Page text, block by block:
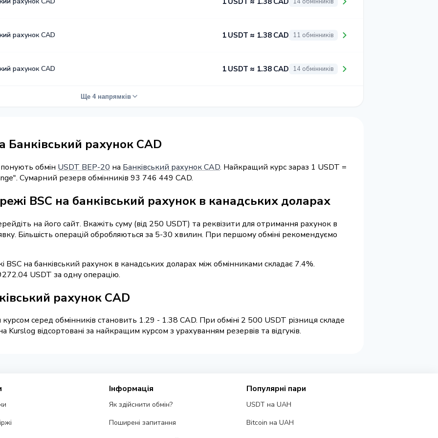
рахунок CAD 1 USDT ≈ 1.38 CAD 11 обмінників
рахунок CAD 1 USDT ≈ 1.38 CAD 14 обмінників
Ще 4 напрямків
Банківський рахунок CAD
обмін USDT BEP-20 на Банківський рахунок CAD. Найкращий курс зараз 1 USDT =
Сумарний резерв обмінників 93 746 449 CAD.
BSC на банківський рахунок в канадських доларах
на його сайт. Вкажіть суму (від 250 USDT) та реквізити для отримання рахунок в
Більшість операцій обробляються за 5-30 хвилин. При першому обміні рекомендуємо
BSC на банківський рахунок в канадських доларах між обмінниками складає 7.4%.
USDT за одну операцію.
рахунок CAD
серед обмінників становить 1.29 - 1.38 CAD. При обміні 2 500 USDT різниця складе
відсортовані за найкращим курсом з урахуванням резервів та відгуків.
Інформація
Як здійснити обмін?
Поширені запитання
Популярні пари
USDT на UAH
Bitcoin на UAH